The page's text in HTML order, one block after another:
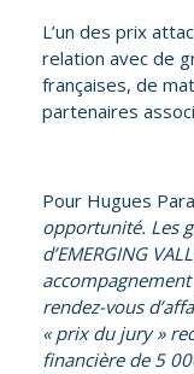
L’un des prix
relation avec de
françaises, de
partenaires
Pour Hugues
opportunité. Les
d’EMERGING
rendez-vous
« prix du jury »
financière de 5